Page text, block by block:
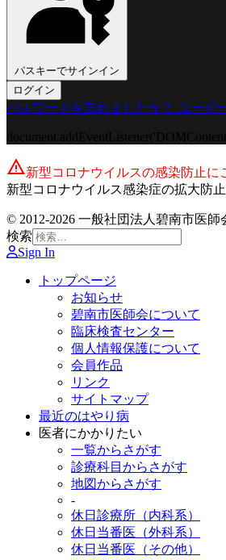
パスキーでサインイン
ログイン
パスワードを忘れましたか？ ユーザ
warning新型コロナウイルスの感染防止に
新型コロナウイルス感染症の拡大防
© 2012-2026 一般社団法人碧南市医
検索
Sign In
トップページ
お知らせ
碧南市医師会について
臨床検査センター
個人情報保護について
会員作品
リンク
サイトマップ
最近のはやり病
医者にかかりたい
一覧からさがす
診療科目からさがす
地図からさがす
-
休日診療所（内科系）
休日当番医（外科系）
休日当番医（その他）